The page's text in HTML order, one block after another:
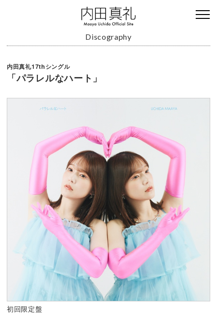
Discography
内田真礼17thシングル
「パラレルなハート」
初回限定盤